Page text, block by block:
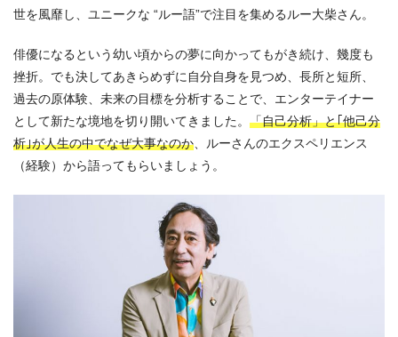
世を風靡し、ユニークな “ルー語”で注目を集めるルー大柴さん。
俳優になるという幼い頃からの夢に向かってもがき続け、幾度も
挫折。でも決してあきらめずに自分自身を見つめ、長所と短所、
過去の原体験、未来の目標を分析することで、エンターテイナー
として新たな境地を切り開いてきました。 「自己分析」と｢他己分
析｣が人生の中でなぜ大事なのか 、ルーさんのエクスペリエンス
（経験）から語ってもらいましょう。